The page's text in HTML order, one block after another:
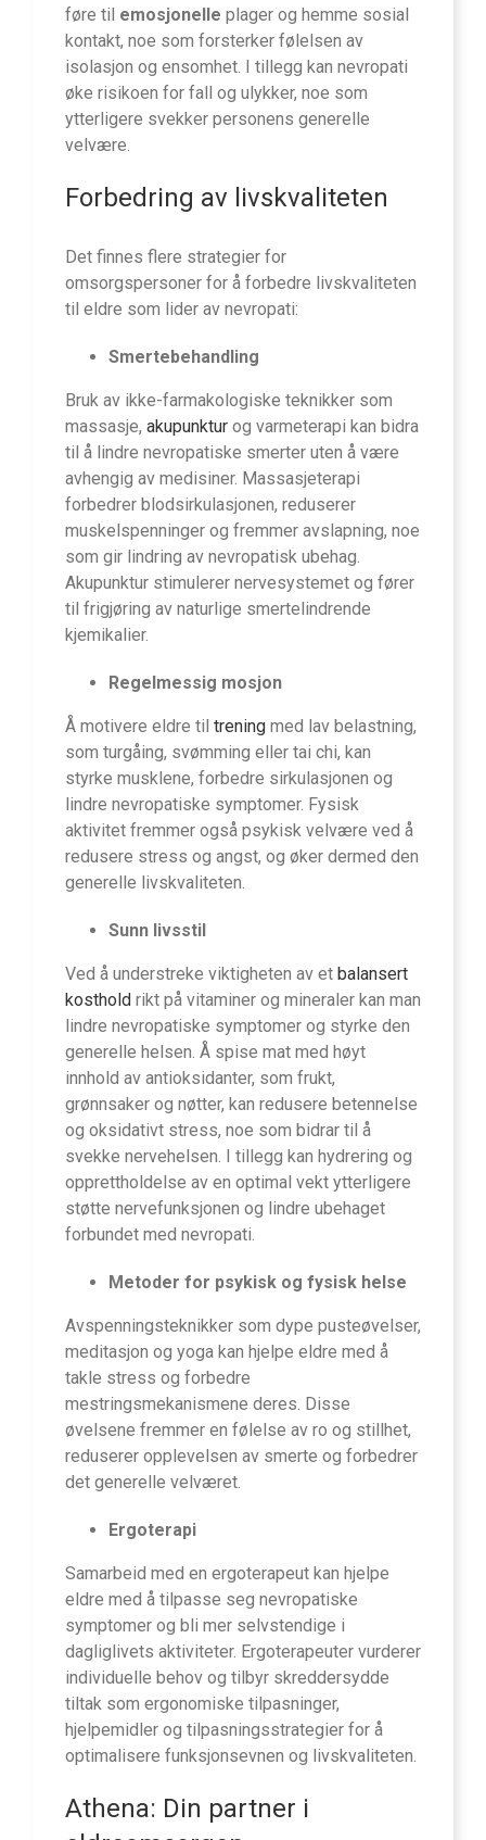
føre til emosjonelle plager og hemme sosial
kontakt, noe som forsterker følelsen av
isolasjon og ensomhet. I tillegg kan nevropati
øke risikoen for fall og ulykker, noe som
ytterligere svekker personens generelle
velvære.
Forbedring av livskvaliteten
Det finnes flere strategier for
omsorgspersoner for å forbedre livskvaliteten
til eldre som lider av nevropati:
Smertebehandling
Bruk av ikke-farmakologiske teknikker som
massasje, akupunktur og varmeterapi kan bidra
til å lindre nevropatiske smerter uten å være
avhengig av medisiner. Massasjeterapi
forbedrer blodsirkulasjonen, reduserer
muskelspenninger og fremmer avslapning, noe
som gir lindring av nevropatisk ubehag.
Akupunktur stimulerer nervesystemet og fører
til frigjøring av naturlige smertelindrende
kjemikalier.
Regelmessig mosjon
Å motivere eldre til trening med lav belastning,
som turgåing, svømming eller tai chi, kan
styrke musklene, forbedre sirkulasjonen og
lindre nevropatiske symptomer. Fysisk
aktivitet fremmer også psykisk velvære ved å
redusere stress og angst, og øker dermed den
generelle livskvaliteten.
Sunn livsstil
Ved å understreke viktigheten av et balansert
kosthold rikt på vitaminer og mineraler kan man
lindre nevropatiske symptomer og styrke den
generelle helsen. Å spise mat med høyt
innhold av antioksidanter, som frukt,
grønnsaker og nøtter, kan redusere betennelse
og oksidativt stress, noe som bidrar til å
svekke nervehelsen. I tillegg kan hydrering og
opprettholdelse av en optimal vekt ytterligere
støtte nervefunksjonen og lindre ubehaget
forbundet med nevropati.
Metoder for psykisk og fysisk helse
Avspenningsteknikker som dype pusteøvelser,
meditasjon og yoga kan hjelpe eldre med å
takle stress og forbedre
mestringsmekanismene deres. Disse
øvelsene fremmer en følelse av ro og stillhet,
reduserer opplevelsen av smerte og forbedrer
det generelle velværet.
Ergoterapi
Samarbeid med en ergoterapeut kan hjelpe
eldre med å tilpasse seg nevropatiske
symptomer og bli mer selvstendige i
dagliglivets aktiviteter. Ergoterapeuter vurderer
individuelle behov og tilbyr skreddersydde
tiltak som ergonomiske tilpasninger,
hjelpemidler og tilpasningsstrategier for å
optimalisere funksjonsevnen og livskvaliteten.
Athena: Din partner i